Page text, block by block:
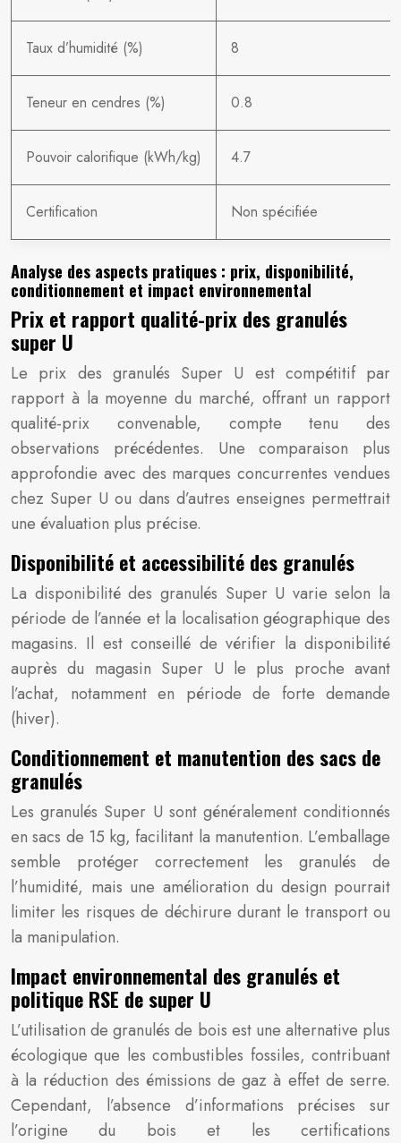
Taux d’humidité (%) 8
Teneur en cendres (%) 0.8
Pouvoir calorifique (kWh/kg) 4.7
Certification Non spécifiée
Analyse des aspects pratiques : prix, disponibilité,
conditionnement et impact environnemental
Prix et rapport qualité-prix des granulés
super U
Le prix des granulés Super U est compétitif par
rapport à la moyenne du marché, offrant un rapport
qualité-prix convenable, compte tenu des
observations précédentes. Une comparaison plus
approfondie avec des marques concurrentes vendues
chez Super U ou dans d’autres enseignes permettrait
une évaluation plus précise.
Disponibilité et accessibilité des granulés
La disponibilité des granulés Super U varie selon la
période de l’année et la localisation géographique des
magasins. Il est conseillé de vérifier la disponibilité
auprès du magasin Super U le plus proche avant
l’achat, notamment en période de forte demande
(hiver).
Conditionnement et manutention des sacs de
granulés
Les granulés Super U sont généralement conditionnés
en sacs de 15 kg, facilitant la manutention. L’emballage
semble protéger correctement les granulés de
l’humidité, mais une amélioration du design pourrait
limiter les risques de déchirure durant le transport ou
la manipulation.
Impact environnemental des granulés et
politique RSE de super U
L’utilisation de granulés de bois est une alternative plus
écologique que les combustibles fossiles, contribuant
à la réduction des émissions de gaz à effet de serre.
Cependant, l’absence d’informations précises sur
l’origine du bois et les certifications